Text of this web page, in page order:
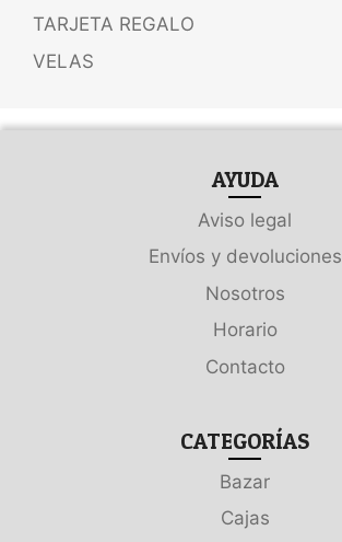
TARJETA REGALO
VELAS
AYUDA
Aviso legal
Envíos y devoluciones
Nosotros
Horario
Contacto
CATEGORÍAS
Bazar
Cajas